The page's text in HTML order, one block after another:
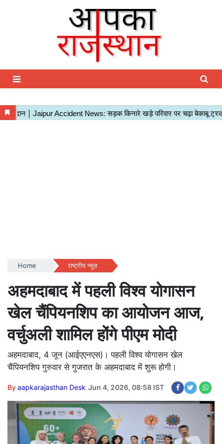
Home राष्ट्रीय न्यूज़
अहमदाबाद में पहली विश्व योगासन
खेल चैंपियनशिप का आयोजन आज,
वर्चुअली शामिल होंगे पीएम मोदी
अहमदाबाद, 4 जून (आईएएनएस)। पहली विश्व योगासन खेल
चैंपियनशिप गुरुवार से गुजरात के अहमदाबाद में शुरू होगी।
Byaapkarajasthan Desk Jun 4, 2026, 08:58 IST